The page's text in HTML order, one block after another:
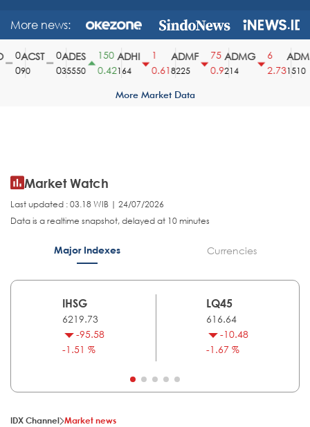
More news:
ACST
90
ADES
35550
150
0.42
ADHI
164
0.61
ADMF
8225
75
0.9
ADMG
214
2.73
ADMR
1510
More Market Data
Market Watch
Last updated : 03.18 WIB | 24/07/2026
Data is a realtime snapshot, delayed at 10 minutes
Major Indexes Currencies
IHSG
6219.73
-95.58
-1.51 %
LQ45
616.64
-10.48
-1.67 %
IDX Channel Market news